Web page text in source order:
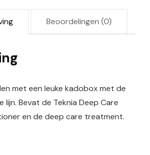
Beoordelingen (0)
met een leuke kadobox met de
lijn. Bevat de Teknia Deep Care
en de deep care treatment.